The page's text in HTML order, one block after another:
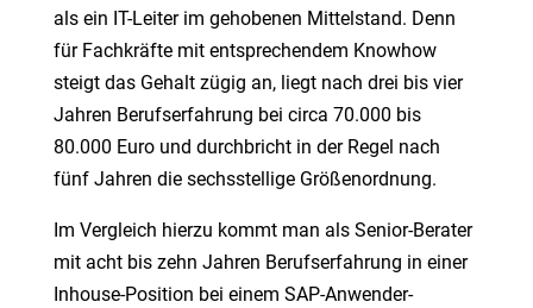
als ein IT-Leiter im gehobenen Mittelstand. Denn
für Fachkräfte mit entsprechendem Knowhow
steigt das Gehalt zügig an, liegt nach drei bis vier
Jahren Berufserfahrung bei circa 70.000 bis
80.000 Euro und durchbricht in der Regel nach
fünf Jahren die sechsstellige Größenordnung.
Im Vergleich hierzu kommt man als Senior-Berater
mit acht bis zehn Jahren Berufserfahrung in einer
Inhouse-Position bei einem SAP-Anwender-